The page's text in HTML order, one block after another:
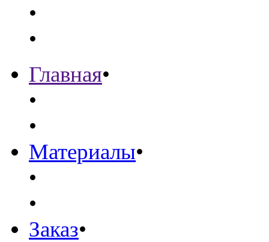
•
•
Главная•
•
•
Материалы•
•
•
Заказ•